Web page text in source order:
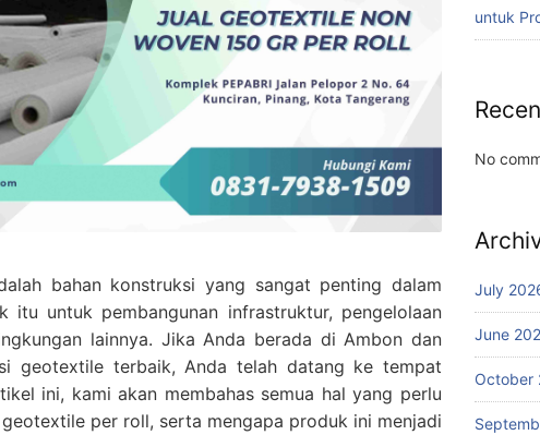
bahan konstruksi yang sangat penting dalam
itu untuk pembangunan infrastruktur, pengelolaan
lainnya. Jika Anda berada di Ambon dan
geotextile terbaik, Anda telah datang ke tempat
ini, kami akan membahas semua hal yang perlu
per roll, serta mengapa produk ini menjadi
untuk
No
July
June
October